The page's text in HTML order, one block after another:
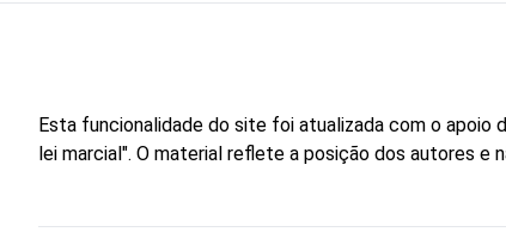
Esta funcionalidade do site foi atualizada com o apoio
lei marcial". O material reflete a posição dos autores e